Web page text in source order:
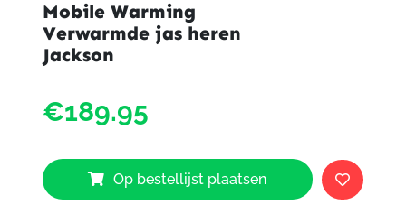
Mobile Warming
Verwarmde jas heren
Jackson
€189.95
Op bestellijst plaatsen